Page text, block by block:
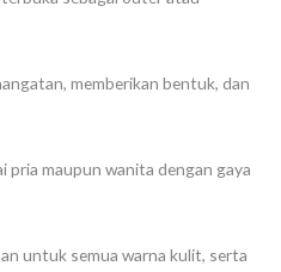
memberikan bentuk, dan
pria maupun wanita dengan gaya
untuk semua warna kulit, serta